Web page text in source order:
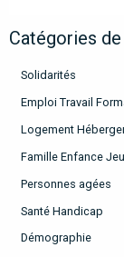
Catégories
Solidarités
Emploi Travail
Logement
Famille Enfance
Personnes agées
Santé Handicap
Démographie